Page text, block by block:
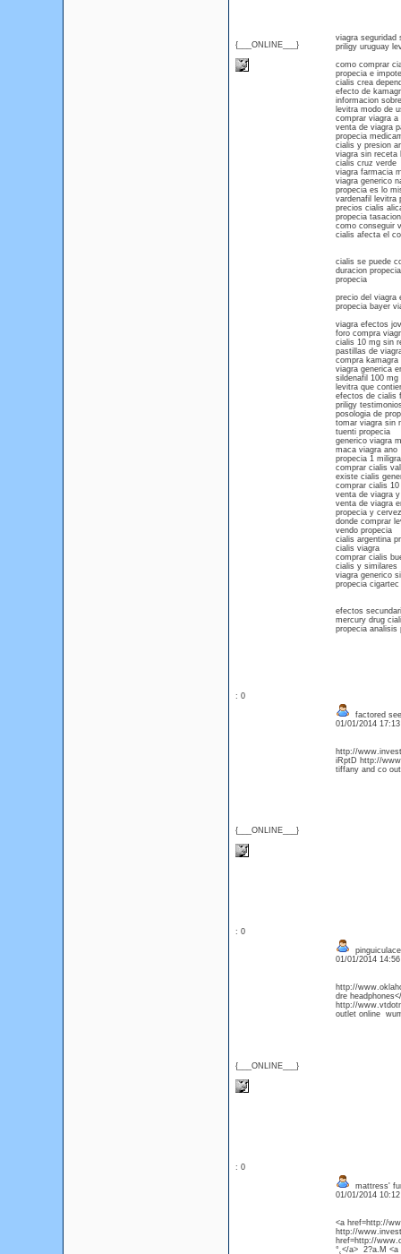
{___ONLINE___}
viagra seguridad
priligy uruguay
como comprar
propecia e
cialis crea
efecto de
informacion
levitra modo de
comprar viagra a
venta de viagra
propecia
cialis y presion
viagra sin receta
cialis cruz verde
viagra farmacia
viagra generico
propecia es lo
vardenafil levitra
precios cialis
propecia tasacion
como conseguir
cialis afecta el
cialis se puede
duracion
propecia
precio del viagra
propecia bayer
viagra efectos
foro compra
cialis 10 mg sin
pastillas de
compra kamagra
viagra generica
sildenafil 100 mg
levitra que
efectos de cialis
priligy
posologia de
tomar viagra sin
tuenti propecia
generico viagra
maca viagra ano
propecia 1
comprar cialis
existe cialis
comprar cialis 10
venta de viagra
venta de viagra
propecia y
donde comprar
vendo propecia
cialis argentina
cialis viagra
comprar cialis
cialis y similares
viagra generico
propecia cigartec
efectos
mercury drug
propecia analisis
: 0
{___ONLINE___}
factored
01/01/2014
http://
iRptD http://
tiffany and co
: 0
{___ONLINE___}
01/01/2014
http://
dre
http://
outlet online
: 0
mattress'
01/01/2014
<a href=http://
http://
href=http://
°˛</a> 2?a.M